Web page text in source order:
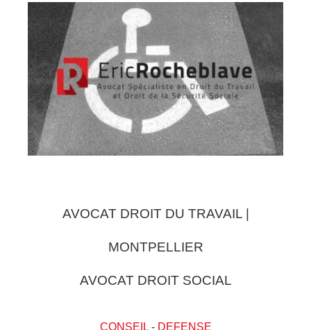
AVOCAT DROIT DU TRAVAIL |
MONTPELLIER
AVOCAT DROIT SOCIAL
CONSEIL- DEFENSE